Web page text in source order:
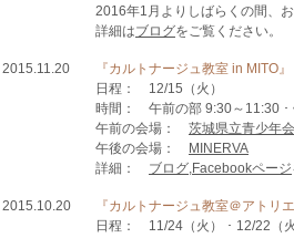
2016年1月よりしばらくの間、
詳細はブログをご覧ください。
2015.11.20
『カルトナージュ教室 in MITO
日程： 12/15（火）
時間： 午前の部 9:30～11:30 ･
午前の会場： 茨城県立青少年
午後の会場：
MINERVA
詳細： ブログ,Facebookページ
2015.10.20
『カルトナージュ教室＠アト
日程： 11/24（火） ･ 12/22（火